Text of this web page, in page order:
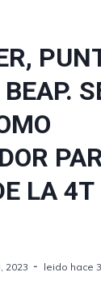
LA 4T
2023 leido hace